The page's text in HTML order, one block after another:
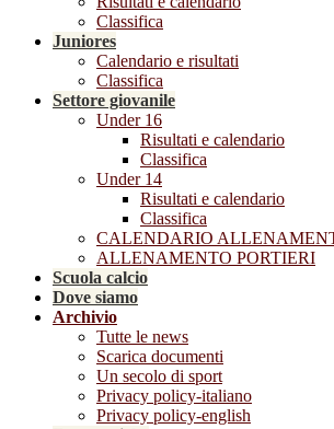
Classifica
Juniores
Calendario e risultati
Classifica
Settore giovanile
Under 16
Risultati e calendario
Classifica
Under 14
Risultati e calendario
Classifica
CALENDARIO
ALLENAMENTO PORTIERI
Scuola calcio
Dove siamo
Archivio
Tutte le news
Scarica documenti
Un secolo di sport
Privacy policy-italiano
Privacy policy-english